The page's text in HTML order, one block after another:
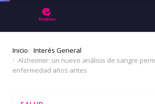
Inicio
Interés General
Alzheimer: un nuevo análisis de sangre
enfermedad años antes